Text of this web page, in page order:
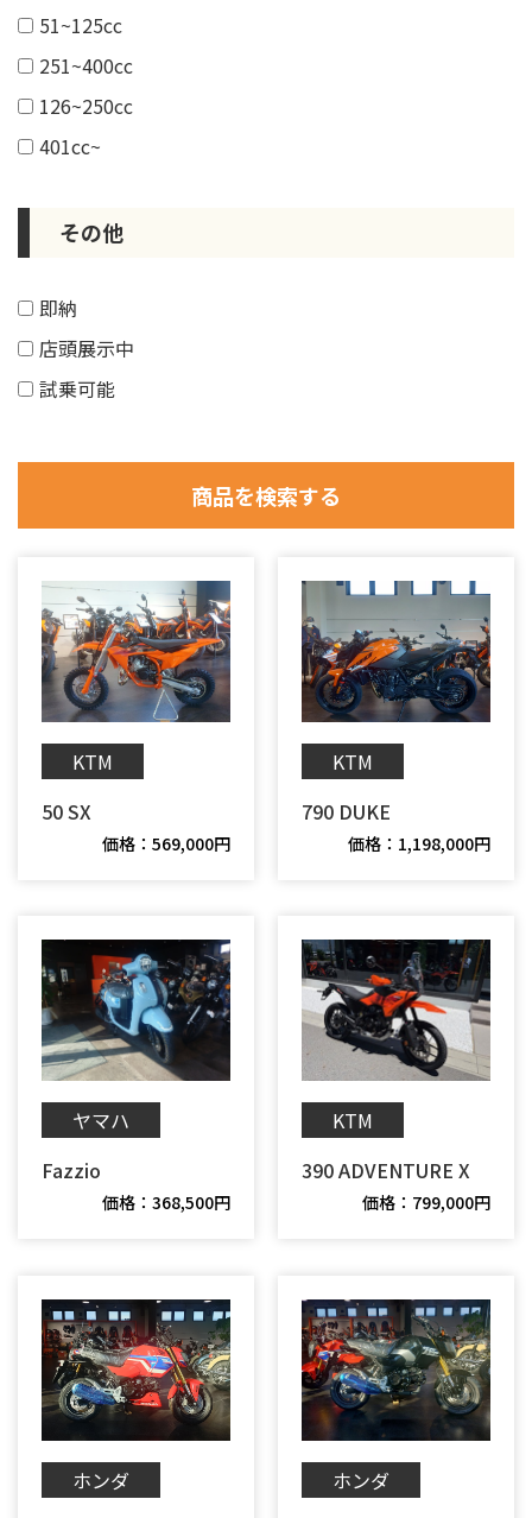
51~125cc
251~400cc
126~250cc
401cc~
その他
即納
店頭展示中
試乗可能
KTM
50 SX
価格：569,000円
KTM
790 DUKE
価格：1,198,000円
ヤマハ
Fazzio
価格：368,500円
KTM
390 ADVENTURE X
価格：799,000円
ホンダ
ホンダ